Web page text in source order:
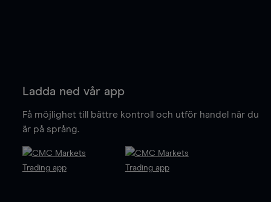
Ladda ned vår app
Få möjlighet till bättre kontroll och utför handel när du
är på språng.